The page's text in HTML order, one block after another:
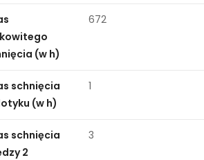
(w h)
672
schnięcia
(w h)
1
schnięcia
2
3